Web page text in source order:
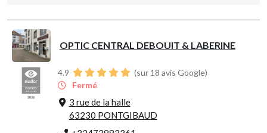
OPTIC CENTRAL DEBOUIT & LABERINE
4.9
(sur 18 avis Google)
Fermé
3 rue de la halle
63230 PONTGIBAUD